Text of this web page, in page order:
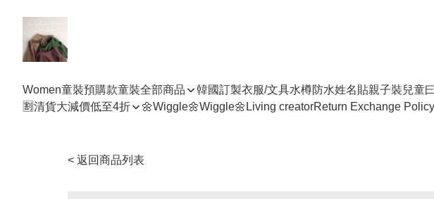
Women童裝預購款童裝全部商品 韓國訂製衣服/文具水樽防水姓名貼親子裝兒童
🈹清貨大減價低至4折
🌼Wiggle🌼Wiggle🌼 Living creatorReturn Exchange Policy
< 返回商品列表